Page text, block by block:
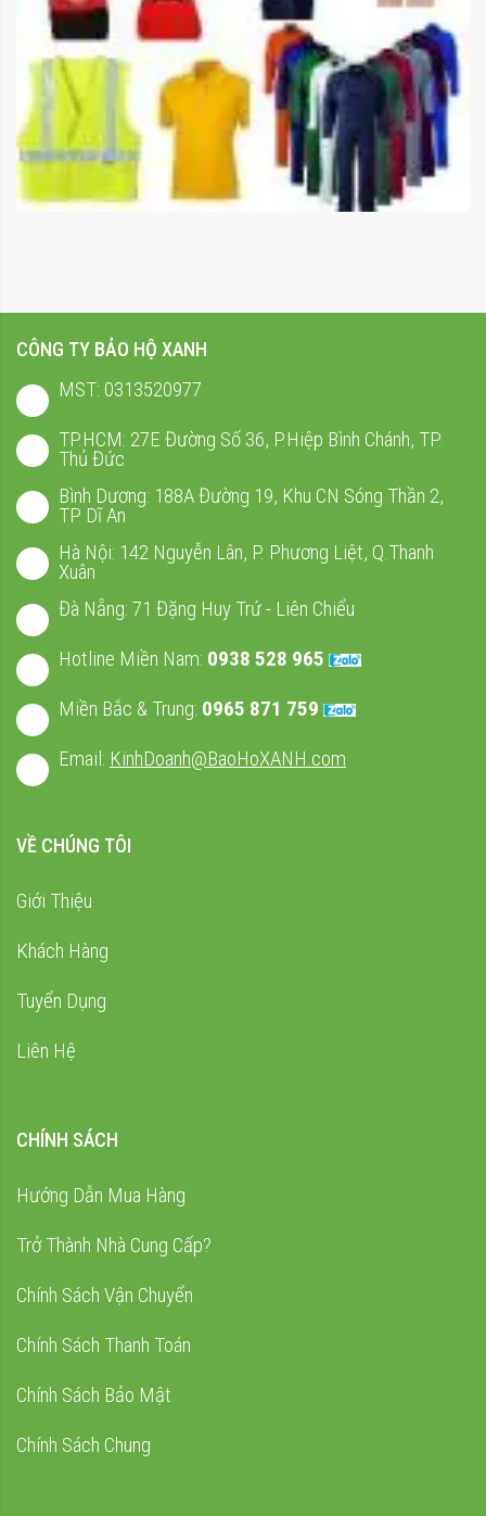
CÔNG TY BẢO HỘ XANH
MST: 0313520977
TP.HCM: 27E Đường Số 36, P.Hiệp Bình Chánh, TP.
Thủ Đức
Bình Dương: 188A Đường 19, Khu CN Sóng Thần 2,
TP Dĩ An
Hà Nội: 142 Nguyễn Lân, P. Phương Liệt, Q.Thanh
Xuân
Đà Nẵng: 71 Đặng Huy Trứ - Liên Chiểu
Hotline Miền Nam: 0938 528 965
Miền Bắc & Trung: 0965 871 759
Email: KinhDoanh@BaoHoXANH.com
VỀ CHÚNG TÔI
Giới Thiệu
Khách Hàng
Tuyển Dụng
Liên Hệ
CHÍNH SÁCH
Hướng Dẫn Mua Hàng
Trở Thành Nhà Cung Cấp?
Chính Sách Vận Chuyển
Chính Sách Thanh Toán
Chính Sách Bảo Mật
Chính Sách Chung